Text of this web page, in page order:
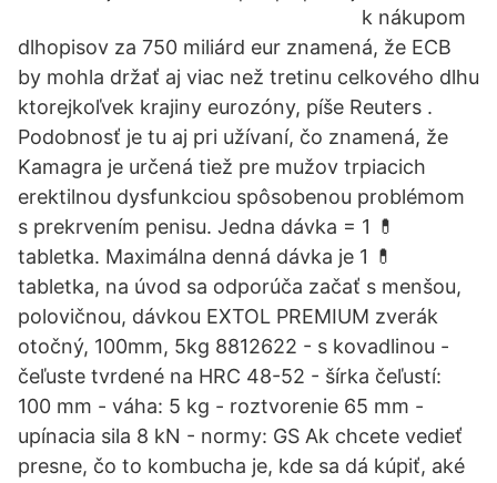
k nákupom
dlhopisov za 750 miliárd eur znamená, že ECB
by mohla držať aj viac než tretinu celkového dlhu
ktorejkoľvek krajiny eurozóny, píše Reuters .
Podobnosť je tu aj pri užívaní, čo znamená, že
Kamagra je určená tiež pre mužov trpiacich
erektilnou dysfunkciou spôsobenou problémom
s prekrvením penisu. Jedna dávka = 1 💊
tabletka. Maximálna denná dávka je 1 💊
tabletka, na úvod sa odporúča začať s menšou,
polovičnou, dávkou EXTOL PREMIUM zverák
otočný, 100mm, 5kg 8812622 - s kovadlinou -
čeľuste tvrdené na HRC 48-52 - šírka čeľustí:
100 mm - váha: 5 kg - roztvorenie 65 mm -
upínacia sila 8 kN - normy: GS Ak chcete vedieť
presne, čo to kombucha je, kde sa dá kúpiť, aké